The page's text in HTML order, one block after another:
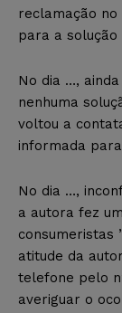
reclamação no
para a
No dia …,
nenhuma
voltou a
informada
No dia …,
a autora fez
consumeristas
atitude da
telefone pelo
averiguar o